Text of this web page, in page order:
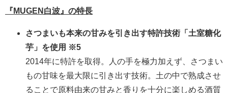
『MUGEN白波』の特長​
さつまいも本来の甘みを引き出す特許技術「土室糖化
芋」を使用 ※5
2014年に特許を取得。人の手を極力加えず、さつまい
もの甘味を最大限に引き出す技術。土の中で熟成させ
ることで原料由来の甘みと香りを十分に楽しめる酒質